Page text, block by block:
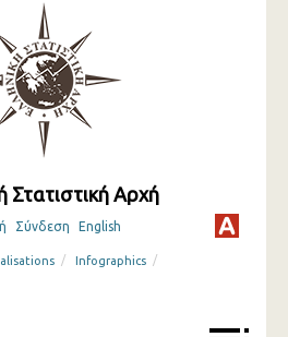
Στατιστική Αρχή
Σύνδεση English
/ Infographics /